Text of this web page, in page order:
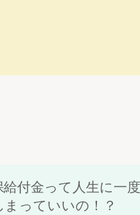
付金って人生に一
っていいの！？